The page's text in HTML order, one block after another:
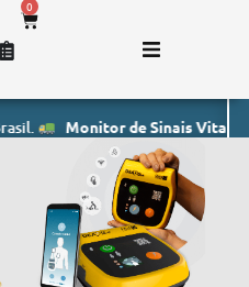
0
Monitor de Sinais Vitais- Envio